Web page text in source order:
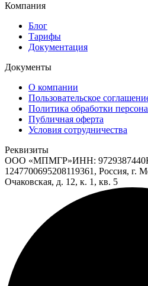
Компания
Блог
Тарифы
Документация
Документы
О компании
Пользовательское
Политика обработки
Публичная оферта
Условия сотрудничества
Реквизиты
ООО «МПМГР»ИНН: 9729387440
1247700695208119361, Россия, г.
Очаковская, д. 12, к. 1, кв. 5